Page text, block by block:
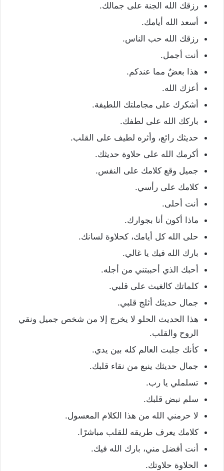
رزقك الله الجنة على جمالك.
أسعد الله أيامك.
رزقك الله حب الناس.
أنت أجمل.
هذا بعضٌ مما عندكم.
أعزك الله.
أشكرك على مجاملتك اللطيفة.
باركك الله على لطفك.
حديثك رائع، وأثره لطيف على القلب.
أكرمك الله على حلاوة حديثك.
جميل وقع كلامك على النفس.
كلامك على رأسي.
أنت أحلى.
ماذا أكون أنا بجوارك.
حلى الله كل أيامك، كحلاوة لسانك.
بارك الله فيك يا غالي.
أحبك الذي أحببتني من أجله.
كلماتك كالغيث على قلبي.
جمال حديثك أثلج قلبي.
هذا الحديث الحلو لا يخرج إلا من شخص جميل ونقي
الروح والقلب.
كأنك جلبت العالم كله بين يدي.
جمال حديثك ينبع من نقاء قلبك.
تسلملي يا رب.
سلم نبض قلبك.
لا حرمني الله من هذا الكلام المعسول.
كلامك يعرف طريقه للقلب مباشرًا.
أنت أفضل مني، بارك الله فيك.
الحلاوة حلاوتك.